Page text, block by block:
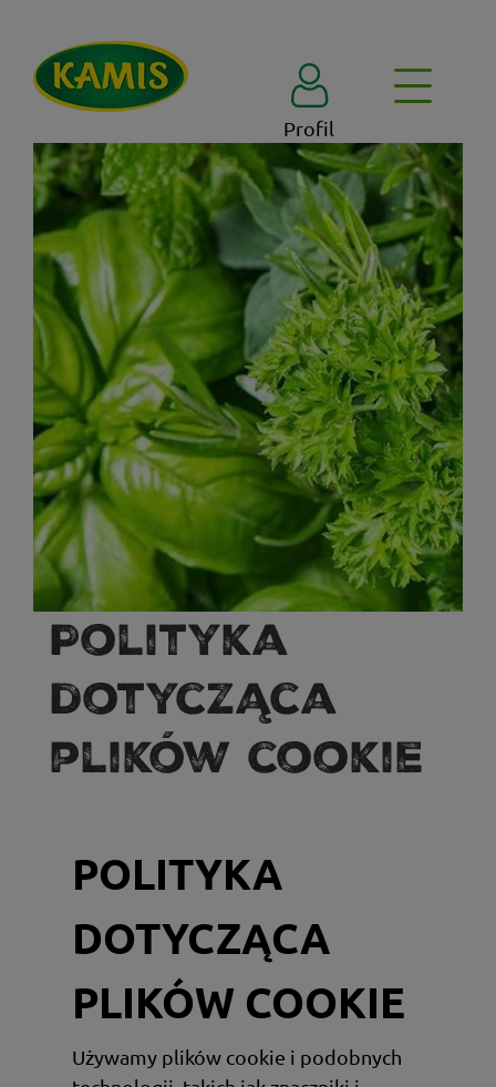
Profil
Polityka
dotycząca
plików cookie
POLITYKA
DOTYCZĄCA
PLIKÓW COOKIE
Używamy plików cookie i podobnych